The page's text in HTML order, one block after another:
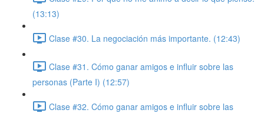
(13:13)
Clase #30. La negociación más importante. (12:43)
Clase #31. Cómo ganar amigos e influir sobre las
personas (Parte I) (12:57)
Clase #32. Cómo ganar amigos e influir sobre las